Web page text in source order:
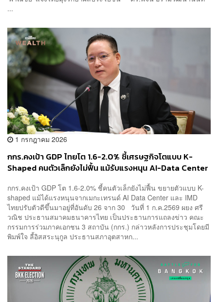
...
1 กรกฎาคม 2026
กกร.คงเป้า GDP ไทยโต 1.6-2.0% ชี้เศรษฐกิจโตแบบ K-
Shaped คนตัวเล็กยังไม่ฟื้น แม้รับแรงหนุน AI-Data Center
กกร.คงเป้า GDP โต 1.6-2.0% ชี้คนตัวเล็กยังไม่ฟื้น ขยายตัวแบบ K-
shaped แม้ได้แรงหนุนจากเมกะเทรนด์ AI Data Center และ IMD
ไทยปรับตัวดีขึ้นมาอยู่ที่อันดับ 26 จาก 30 วันที่ 1 ก.ค.2569 ผยง ศรี
วณิช ประธานสมาคมธนาคารไทย เป็นประธานการแถลงข่าว คณะ
กรรมการร่วมภาคเอกชน 3 สถาบัน (กกร.) กล่าวหลังการประชุมโดยมี
พิมพ์ใจ ลี้อิสสระนุกูล ประธานสภาอุตสาหก...